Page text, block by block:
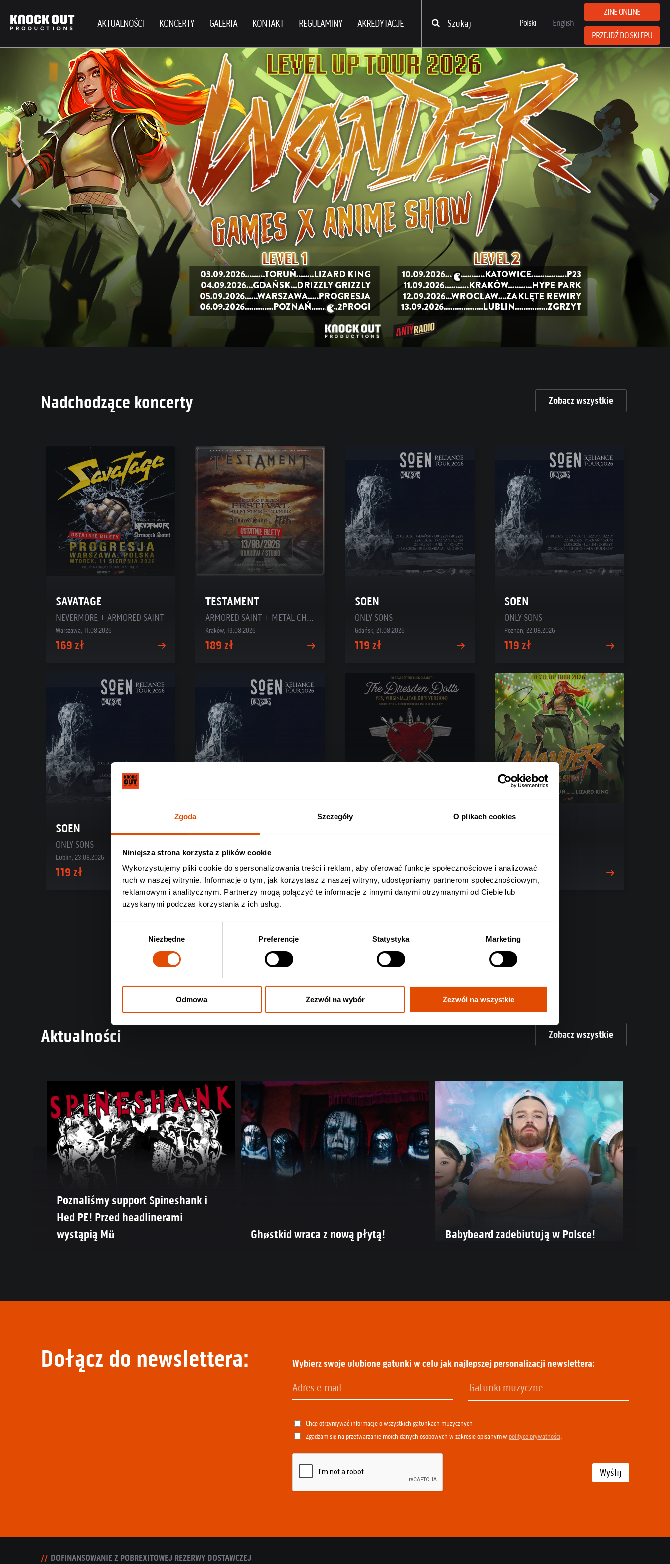
Zgoda Szczegóły O plikach cookies
Niniejsza strona korzysta z plików cookie
Wykorzystujemy pliki cookie do spersonalizowania treści i reklam, aby oferować funkcje społecznościowe i analizować
ruch w naszej witrynie. Informacje o tym, jak korzystasz z naszej witryny, udostępniamy partnerom społecznościowym,
reklamowym i analitycznym. Partnerzy mogą połączyć te informacje z innymi danymi otrzymanymi od Ciebie lub
uzyskanymi podczas korzystania z ich usług.
Niezbędne Preferencje Statystyka Marketing
Odmowa Zezwól na wybór Zezwól na wszystkie
AKTUALNOŚCI KONCERTY GALERIA KONTAKT REGULAMINY AKREDYTACJE Polski English
ZINE ONLINE
PRZEJDŹ DO SKLEPU
Nadchodzące koncerty Zobacz wszystkie
SAVATAGE
NEVERMORE + ARMORED SAINT
Warszawa, 11.08.2026
169 zł
TESTAMENT
ARMORED SAINT + METAL CHURCH
Kraków, 13.08.2026
189 zł
SOEN
ONLY SONS
Gdańsk, 21.08.2026
119 zł
SOEN
ONLY SONS
Poznań, 22.08.2026
119 zł
SOEN
ONLY SONS
Lublin, 23.08.2026
119 zł
Bielsko-Biała, 25.08.2026
119 zł 159 zł 119 zł
Aktualności Zobacz wszystkie
Poznaliśmy support Spineshank i
Hed PE! Przed headlinerami
wystąpią Mü
Ghøstkid wraca z nową płytą! Babybeard zadebiutują w Polsce!
Dołącz do newslettera: Wybierz swoje ulubione gatunki w celu jak najlepszej personalizacji newslettera:
Chcę otrzymywać informacje o wszystkich gatunkach muzycznych
Zgadzam się na przetwarzanie moich danych osobowych w zakresie opisanym wpolityce prywatności.
Wyślij
DOFINANSOWANIE Z POBREXITOWEJ REZERWY DOSTAWCZEJ